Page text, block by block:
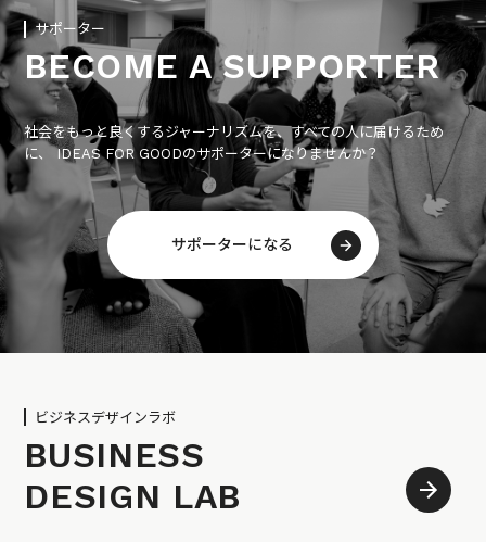
サポーター
BECOME A SUPPORTER
社会をもっと良くするジャーナリズムを、すべての人に届けるため
に、 IDEAS FOR GOODのサポーターになりませんか？
サポーターになる
ビジネスデザインラボ
BUSINESS
DESIGN LAB